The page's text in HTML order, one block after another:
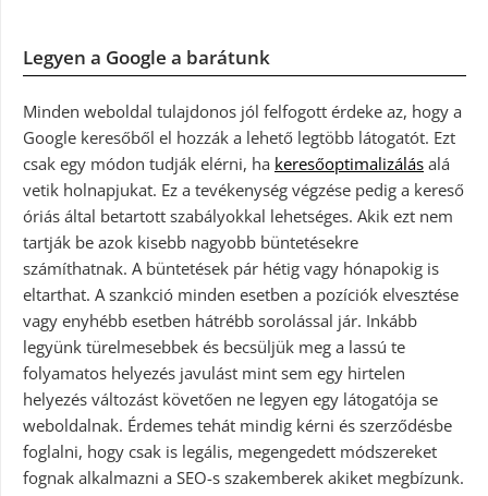
Legyen a Google a barátunk
Minden weboldal tulajdonos jól felfogott érdeke az, hogy a
Google keresőből el hozzák a lehető legtöbb látogatót. Ezt
csak egy módon tudják elérni, ha keresőoptimalizálás alá
vetik holnapjukat. Ez a tevékenység végzése pedig a kereső
óriás által betartott szabályokkal lehetséges. Akik ezt nem
tartják be azok kisebb nagyobb büntetésekre
számíthatnak. A büntetések pár hétig vagy hónapokig is
eltarthat. A szankció minden esetben a pozíciók elvesztése
vagy enyhébb esetben hátrébb sorolással jár. Inkább
legyünk türelmesebbek és becsüljük meg a lassú te
folyamatos helyezés javulást mint sem egy hirtelen
helyezés változást követően ne legyen egy látogatója se
weboldalnak. Érdemes tehát mindig kérni és szerződésbe
foglalni, hogy csak is legális, megengedett módszereket
fognak alkalmazni a SEO-s szakemberek akiket megbízunk.